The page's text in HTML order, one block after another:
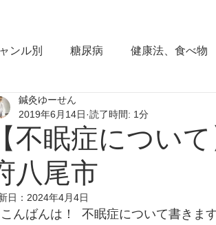
ンル別 糖尿病 健康法、食べ物
東洋思想
血圧の症状
睡眠障害、不眠症 花粉症(アレルギ
不眠症につい
八尾市
鍼灸ゆーせん
2019年6月14日 読了時間: 1分
日： 2024年4月4日
こんばんは！  不眠症について書きま